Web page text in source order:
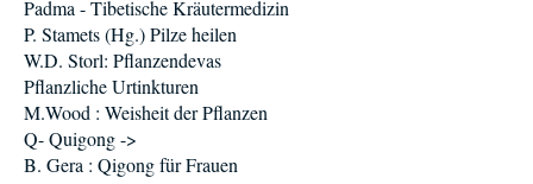
Padma - Tibetische Kräutermedizin
P. Stamets (Hg.) Pilze heilen
W.D. Storl: Pflanzendevas
Pflanzliche Urtinkturen
M.Wood : Weisheit der Pflanzen
Q- Quigong ->
B. Gera : Qigong für Frauen